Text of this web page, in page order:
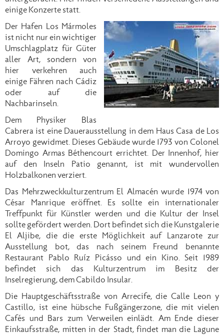
einige Konzerte statt.
Der Hafen Los Mármoles
ist nicht nur ein wichtiger
Umschlagplatz für Güter
aller Art, sondern von
hier verkehren auch
einige Fähren nach Cádiz
oder auf die
Nachbarinseln.
Dem Physiker Blas
Cabrera ist eine Dauerausstellung in dem Haus Casa de Los
Arroyo gewidmet. Dieses Gebäude wurde 1793 von Colonel
Domingo Armas Béthencourt errichtet. Der Innenhof, hier
auf den Inseln Patio genannt, ist mit wundervollen
Holzbalkonen verziert.
Das Mehrzweckkulturzentrum El Almacén wurde 1974 von
César Manrique eröffnet. Es sollte ein internationaler
Treffpunkt für Künstler werden und die Kultur der Insel
sollte gefördert werden. Dort befindet sich die Kunstgalerie
El Aljibe, die die erste Möglichkeit auf Lanzarote zur
Ausstellung bot, das nach seinem Freund benannte
Restaurant Pablo Ruíz Picásso und ein Kino. Seit 1989
befindet sich das Kulturzentrum im Besitz der
Inselregierung, dem Cabildo Insular.
Die Hauptgeschäftsstraße von Arrecife, die Calle Leon y
Castillo, ist eine hübsche Fußgängerzone, die mit vielen
Cafés und Bars zum Verweilen einlädt. Am Ende dieser
Einkaufsstraße, mitten in der Stadt, findet man die Lagune